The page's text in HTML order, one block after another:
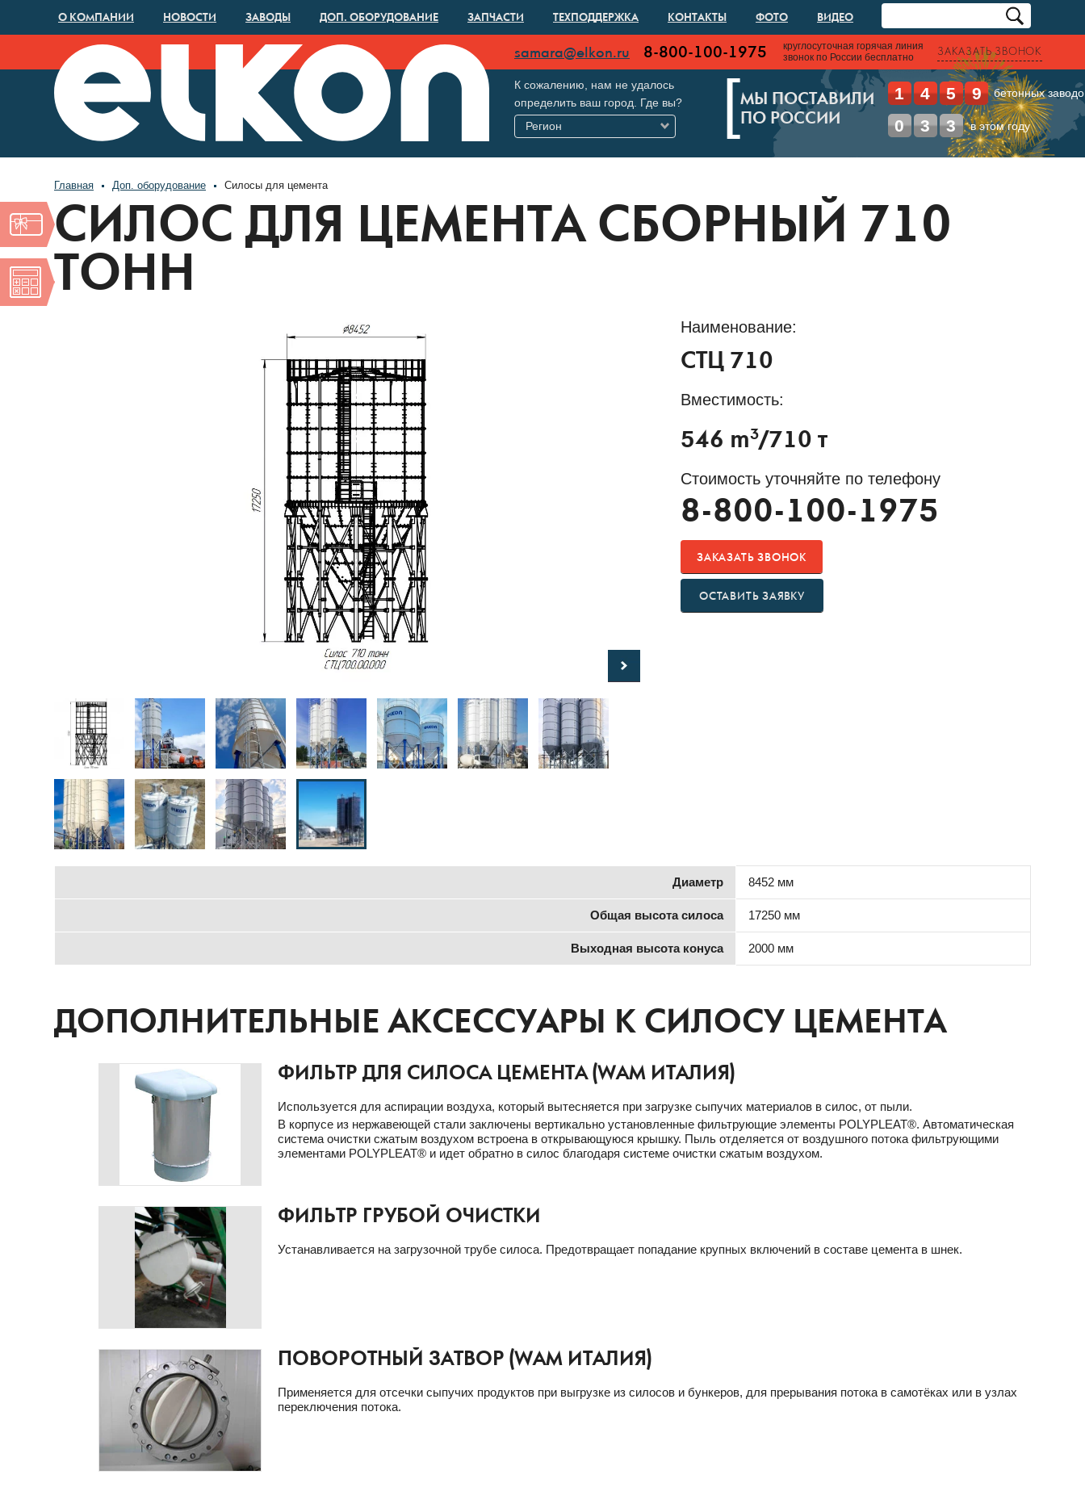
О КОМПАНИИ НОВОСТИ ЗАВОДЫ ДОП. ОБОРУДОВАНИЕ ЗАПЧАСТИ ТЕХПОДДЕРЖКА КОНТАКТЫ ФОТО ВИДЕО
samara@elkon.ru 8-800-100-1975
круглосуточная горячая линия
звонок по России бесплатно
ЗАКАЗАТЬ ЗВОНОК
МЫ ПОСТАВИЛИ
ПО РОССИИ
1 4 5 9 бетонных
0 3 3 в этом году
К сожалению, нам не удалось
определить ваш город. Где вы?
Регион
[
Главная Доп. оборудование Силосы для цемента
СИЛОС ДЛЯ ЦЕМЕНТА СБОРНЫЙ 710
ТОНН
Наименование:
СТЦ 710
Вместимость:
546 m3/710 т
Стоимость уточняйте по телефону
8-800-100-1975
ЗАКАЗАТЬ ЗВОНОК
ОСТАВИТЬ ЗАЯВКУ
Диаметр 8452 мм
Общая высота силоса 17250 мм
Выходная высота конуса 2000 мм
ДОПОЛНИТЕЛЬНЫЕ АКСЕССУАРЫ К СИЛОСУ ЦЕМЕНТА
ФИЛЬТР ДЛЯ СИЛОСА ЦЕМЕНТА (WAM ИТАЛИЯ)
Используется для аспирации воздуха, который вытесняется при загрузке сыпучих материалов в силос, от пыли.
В корпусе из нержавеющей стали заключены вертикально установленные фильтрующие элементы POLYPLEAT®. Автоматическая
система очистки сжатым воздухом встроена в открывающуюся крышку. Пыль отделяется от воздушного потока фильтрующими
элементами POLYPLEAT® и идет обратно в силос благодаря системе очистки сжатым воздухом.
ФИЛЬТР ГРУБОЙ ОЧИСТКИ
Устанавливается на загрузочной трубе силоса. Предотвращает попадание крупных включений в составе цемента в шнек.
ПОВОРОТНЫЙ ЗАТВОР (WAM ИТАЛИЯ)
Применяется для отсечки сыпучих продуктов при выгрузке из силосов и бункеров, для прерывания потока в самотёках или в узлах
переключения потока.